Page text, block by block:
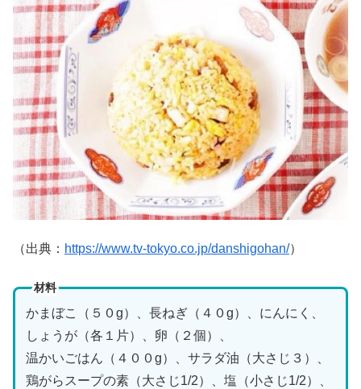
（出典： https://www.tv-tokyo.co.jp/danshigohan/）
材料
かまぼこ（５０g）、長ねぎ（４０g）、にんにく、
しょうが（各１片）、卵（２個）、
温かいごはん（４００g）、サラダ油（大さじ３）、
鶏がらスープの素（大さじ1/2）、塩（小さじ1/2）、